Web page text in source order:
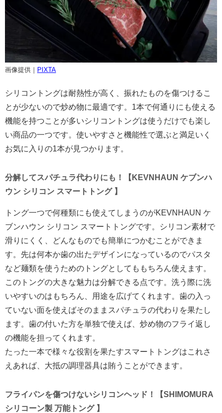
画像提供｜ PIXTA
シリコントングは耐熱性が高く、振れたものを傷つけるこ
とが少ないので炒め物に最適です。1本で何通りにも使える
機能を持つことが多いシリコントングは使うだけでも楽し
い商品の一つです。使いやすさと機能性で選ぶと満足いく
お気に入りの1本が見つかります。
分解してスパチュラ代わりにも！【KEVNHAUN ケブンハ
ウン シリコン スマートトング 】
トング一つで何種類にも使えてしまうのがKEVNHAUN ケ
ブンハウン シリコン スマートトングです。シリコン素材で
滑りにくく、どんなものでも簡単につかむことができま
す。先は何本か歯の出たデザインになっているのでパスタ
など麺類を使うためのトングとしてももちろん使えます。
このトングの大きな魅力は分解できる点です。洗う際に洗
いやすいのはもちろん、用途を広げてくれます。歯の入っ
ていない面を使えばそのままスパチュラの代わりを果たし
ます。歯の付いた方を単独で使えば、炒め物のフライ返し
の機能を担ってくれます。
たった一本で様々な役割を果たすスマートトングはこれさ
えあれば、大抵の調理器具は賄うことができます。
フライパンを傷つけないシリコンヘッド！【SHIMOMURA
シリコーン製 万能トング 】